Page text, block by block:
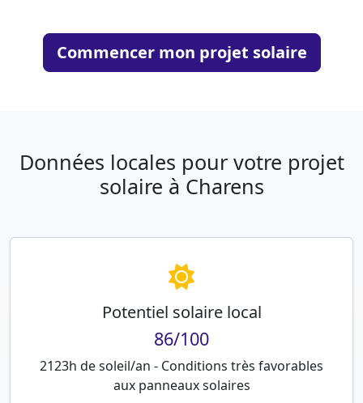
Commencer mon projet solaire
Données locales pour votre projet
solaire à Charens
Potentiel solaire local
86/100
2123h de soleil/an - Conditions très favorables
aux panneaux solaires